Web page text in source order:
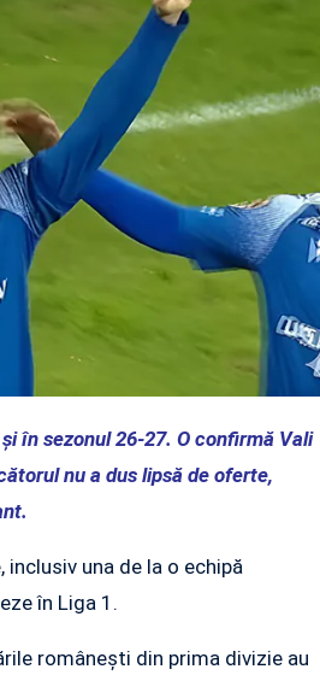
în sezonul 26-27. O confirmă Vali
nu a dus lipsă de oferte,
una de la o echipă
în Liga 1.
româneşti din prima divizie au